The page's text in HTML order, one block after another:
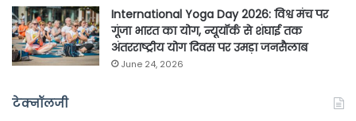
International Yoga Day 2026: विश्व मंच पर
गूंजा भारत का योग, न्यूयॉर्क से शंघाई तक
अंतरराष्ट्रीय योग दिवस पर उमड़ा जनसैलाब
June 24, 2026
टेक्नॉलजी